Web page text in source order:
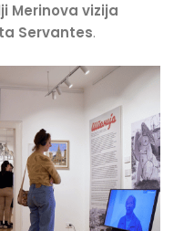
Merinova vizija
Servantes.